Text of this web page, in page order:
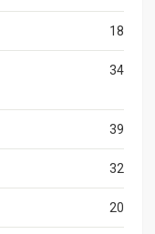
18
34
39
32
20